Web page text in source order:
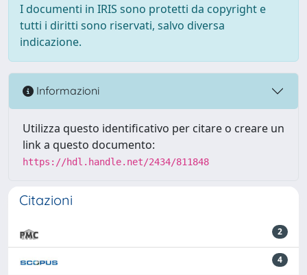
I documenti in IRIS sono protetti da copyright e
tutti i diritti sono riservati, salvo diversa
indicazione.
Informazioni
Utilizza questo identificativo per citare o creare un
link a questo documento:
https://hdl.handle.net/2434/811848
Citazioni
2
4